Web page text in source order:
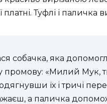
платні. Туфлі і
собачка, яка
промову: «Милий
їх і тричі
а паличка